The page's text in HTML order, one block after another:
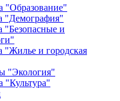
"Образование"
"Демография"
"Безопасные и
"Жилье и городская
"Экология"
"Культура"